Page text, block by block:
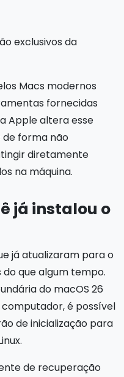
exclusivos da
Macs modernos
fornecidas
Apple altera esse
forma não
diretamente
na máquina.
já instalou o
já atualizaram para o
que algum tempo.
do macOS 26
é possível
de inicialização para
de recuperação